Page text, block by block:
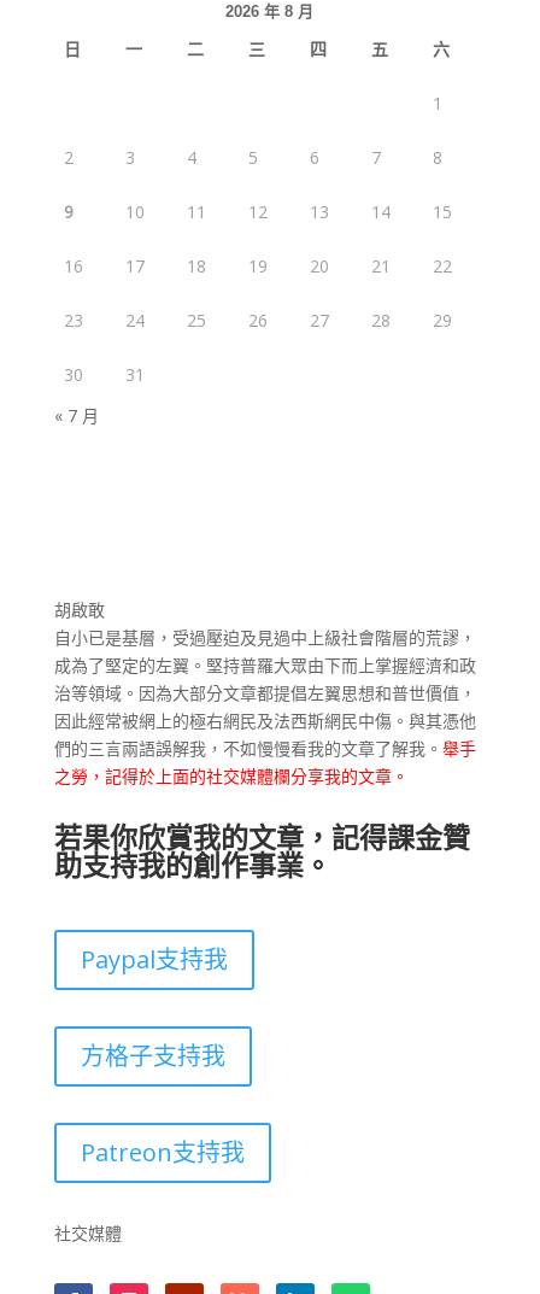
2026 年 8 月
日 一 二 三 四 五 六
1
2 3 4 5 6 7 8
9 10 11 12 13 14 15
16 17 18 19 20 21 22
23 24 25 26 27 28 29
30
31
« 7 月
胡啟敢
自小已是基層，受過壓迫及見過中上級社會階層的荒謬，
成為了堅定的左翼。堅持普羅大眾由下而上掌握經濟和政
治等領域。因為大部分文章都提倡左翼思想和普世價值，
因此經常被網上的極右網民及法西斯網民中傷。與其憑他
們的三言兩語誤解我，不如慢慢看我的文章了解我。 舉手
之勞，記得於上面的社交媒體欄分享我的文章。
若果你欣賞我的文章，記得課金贊
助支持我的創作事業。
Paypal支持我
方格子支持我
Patreon支持我
社交媒體